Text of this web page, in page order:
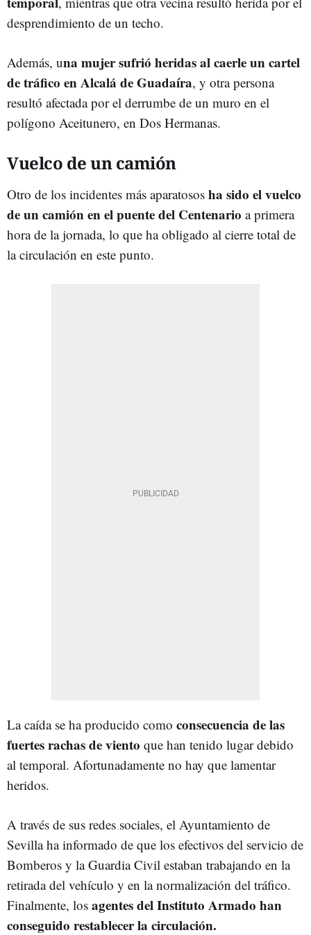
desprendimiento de un techo.
Además, una mujer sufrió heridas al caerle un cartel
de tráfico en Alcalá de Guadaíra, y otra persona
resultó afectada por el derrumbe de un muro en el
polígono Aceitunero, en Dos Hermanas.
Vuelco de un camión
Otro de los incidentes más aparatosos ha sido el vuelco
de un camión en el puente del Centenario a primera
hora de la jornada, lo que ha obligado al cierre total de
la circulación en este punto.
La caída se ha producido como consecuencia de las
fuertes rachas de viento que han tenido lugar debido
al temporal. Afortunadamente no hay que lamentar
heridos.
A través de sus redes sociales, el Ayuntamiento de
Sevilla ha informado de que los efectivos del servicio de
Bomberos y la Guardia Civil estaban trabajando en la
retirada del vehículo y en la normalización del tráfico.
Finalmente, los agentes del Instituto Armado han
conseguido restablecer la circulación.